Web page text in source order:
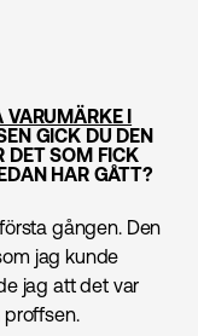
VARUMÄRKE I
GICK DU DEN
DET SOM FICK
HAR GÅTT?
gången. Den
jag kunde
jag att det var